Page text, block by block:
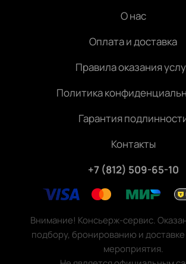
О нас
Оплата и доставка
Правила оказания
Политика
Гарантия
Контакты
+7 (812) 509-65-10
Внимание! Консьерж-сервис.
подбору, бронированию и
мероприятия.